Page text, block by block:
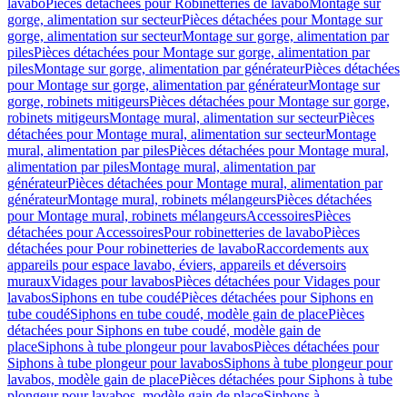
lavaboPièces détachées pour Robinetteries de lavaboMontage sur
gorge, alimentation sur secteurPièces détachées pour Montage sur
gorge, alimentation sur secteurMontage sur gorge, alimentation par
pilesPièces détachées pour Montage sur gorge, alimentation par
pilesMontage sur gorge, alimentation par générateurPièces détachées
pour Montage sur gorge, alimentation par générateurMontage sur
gorge, robinets mitigeursPièces détachées pour Montage sur gorge,
robinets mitigeursMontage mural, alimentation sur secteurPièces
détachées pour Montage mural, alimentation sur secteurMontage
mural, alimentation par pilesPièces détachées pour Montage mural,
alimentation par pilesMontage mural, alimentation par
générateurPièces détachées pour Montage mural, alimentation par
générateurMontage mural, robinets mélangeursPièces détachées
pour Montage mural, robinets mélangeursAccessoiresPièces
détachées pour AccessoiresPour robinetteries de lavaboPièces
détachées pour Pour robinetteries de lavaboRaccordements aux
appareils pour espace lavabo, éviers, appareils et déversoirs
murauxVidages pour lavabosPièces détachées pour Vidages pour
lavabosSiphons en tube coudéPièces détachées pour Siphons en
tube coudéSiphons en tube coudé, modèle gain de placePièces
détachées pour Siphons en tube coudé, modèle gain de
placeSiphons à tube plongeur pour lavabosPièces détachées pour
Siphons à tube plongeur pour lavabosSiphons à tube plongeur pour
lavabos, modèle gain de placePièces détachées pour Siphons à tube